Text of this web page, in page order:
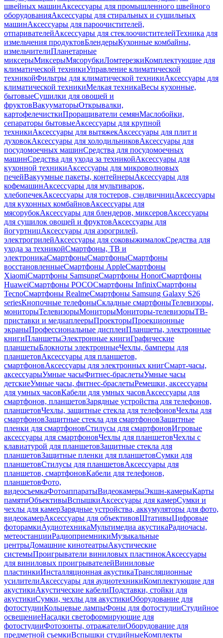
швейных машинАксессуары для промышленного швейного
оборудованияАксессуары для стиральных и сушильных
машинАксессуары для пароочистителей,
отпаривателейАксессуары для стеклоочистителейТехника для
измельчения продуктовБлендерыКухонные комбайны,
измельчителиПланетарные
миксерыМиксерыМясорубкиЛомтерезкиКомплектующие для
климатической техникиУправление климатической
техникойФильтры для климатической техникиАксессуары для
климатической техникиМелкая техникаВесы кухонные,
бытовыеСушилки для овощей и
фруктовВакууматорыОткрывалки,
картофелечисткиПроращиватели семянМаслобойки,
сепараторы бытовыеАксессуары для крупной
техникиАксессуары для вытяжекАксессуары для плит и
духовокАксессуары для холодильниковАксессуары для
посудомоечных машинСредства для посудомоечных
машинСредства для ухода за техникойАксессуары для
кухонной техникиАксессуары для микроволновых
печейВакуумные пакеты, контейнерыАксессуары для
кофемашинАксессуары для мультиварок,
хлебопечекАксессуары для тостеров, сэндвичницАксессуары
для кухонных комбайновАксессуары для
мясорубокАксессуары для блендеров, миксеровАксессуары
для сушилок овощей и фруктовАксессуары для
йогуртницАксессуары для аэрогрилей,
электрогрилейАксессуары для соковыжималокСредства для
ухода за техникойСмартфоны, ТВ и
электроникаСмартфоныСмартфоныСмартфоны
восстановленныеСмартфоны AppleСмартфоны
XiaomiСмартфоны SamsungСмартфоны HonorСмартфоны
HuaweiСмартфоны POCOСмартфоны InfinixСмартфоны
TecnoСмартфоны RealmeСмартфоны Samsung Galaxy S26
seriesКнопочные телефоныСкладные смартфоныТелевизоры,
мониторыТелевизорыМониторыМониторы-телевизорыТВ-
приставки и медиаплеерыПроекторыПроекционные
экраныПрофессиональные дисплеиПланшеты, электронные
книгиПланшетыЭлектронные книгиГрафические
планшетыБлокноты электронныеЧехлы, бамперы для
планшетовАксессуары для планшетов,
смартфоновАксессуары для электронных книгСмарт-часы,
аксессуарыУмные часыФитнес-браслетыУмные часы
детскиеУмные часы, фитнес-браслетыРемешки, аксессуары
для умных часовКабели для умных часовАксессуары для
смартфонов, планшетовЗарядные устройства для телефонов,
планшетовЧехлы, защитные стекла для телефоновЧехлы для
смартфоновЗащитные стекла для смартфоновЗащитные
пленки для смартфоновСтилусы для смартфоновИгровые
аксессуары для смартфоновЧехлы для планшетовЧехлы с
клавиатурой для планшетовЗащитные стекла для
планшетовЗащитные пленки для планшетовСумки для
планшетовСтилусы для планшетовАксессуары для
планшетов, смартфоновКабели для телефонов,
планшетовФото,
видеосъемкаФотоаппаратыВидеокамерыЭкшн-камерыКарты
памятиОбъективыВспышкиАксессуары для камерСумки и
чехлы для камерЗарядные устройства, аккумуляторы для фото,
видеокамерАксессуары для объективовШтативыЦифровые
фоторамкиАудиотехникаМультимедиа акустикаРадиочасы,
метеостанцииРадиоприемникиМузыкальные
центрыДомашние кинотеатрыАкустические
системыПроигрыватели виниловых пластинокАксессуары
для виниловых проигрывателейВиниловые
пластинкиИнсталляционная акустикаТрансляционные
усилителиАксессуары для аудиотехникиКомплектующие для
акустикиАкустические кабелиПодставки, стойки для
акустикиСумки, чехлы для акустикиОборудование для
фотостудииКольцевые лампыФоны для фотостудииСтудийное
освещениеНасадки светоформирующие для
фотостудииФотозонты, отражателиОборудование для
предметной съемкиВспышки студийныеКомплекты